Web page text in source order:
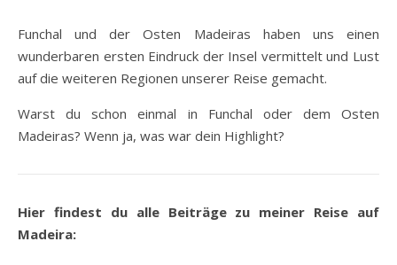
Funchal und der Osten Madeiras haben uns einen
wunderbaren ersten Eindruck der Insel vermittelt und Lust
auf die weiteren Regionen unserer Reise gemacht.
Warst du schon einmal in Funchal oder dem Osten
Madeiras? Wenn ja, was war dein Highlight?
Hier findest du alle Beiträge zu meiner Reise auf
Madeira: